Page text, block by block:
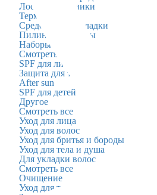
Лосьоны и тоники
Термозащита
Средства для укладки
Пилинги и скрабы
Наборы
Смотреть все
SPF для лица
Защита для тела
After sun
SPF для детей
Другое
Смотреть все
Уход для лица
Уход для волос
Уход для бритья и бороды
Уход для тела и душа
Для укладки волос
Смотреть все
Очищение
Уход для тела